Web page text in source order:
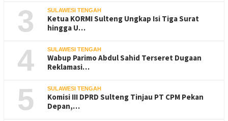
3 SULAWESI TENGAH
Ketua KORMI Sulteng Ungkap Isi Tiga Surat
hingga U…
4 SULAWESI TENGAH
Wabup Parimo Abdul Sahid Terseret Dugaan
Reklamasi…
5 SULAWESI TENGAH
Komisi III DPRD Sulteng Tinjau PT CPM Pekan
Depan,…